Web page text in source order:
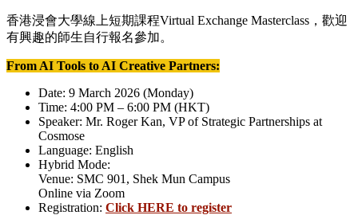
香港浸會大學線上短期課程Virtual Exchange Masterclass，歡迎
有興趣的師生自行報名參加。
From AI Tools to AI Creative Partners:
Date: 9 March 2026 (Monday)
Time: 4:00 PM – 6:00 PM (HKT)
Speaker: Mr. Roger Kan, VP of Strategic Partnerships at
Cosmose
Language: English
Hybrid Mode:
Venue: SMC 901, Shek Mun Campus
Online via Zoom
Registration: Click HERE to register